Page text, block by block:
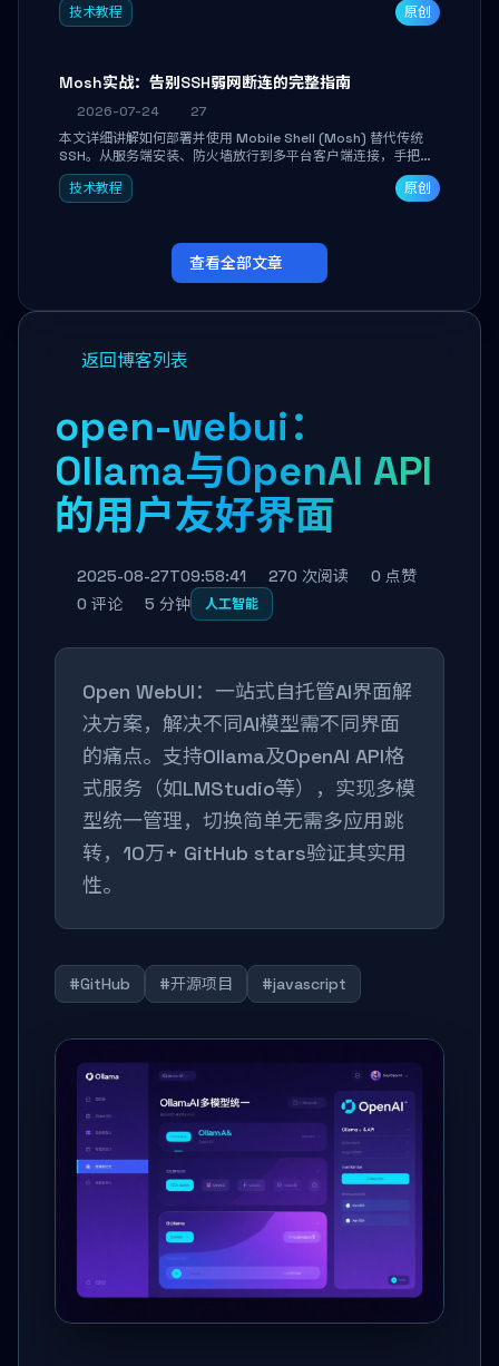
技术教程
原创
Mosh实战：告别SSH弱网断连的完整指南
2026-07-24
27
本文详细讲解如何部署并使用 Mobile Shell (Mosh) 替代传统
SSH。从服务端安装、防火墙放行到多平台客户端连接，手把手
带你掌握本地回显、连接漫游与断线自动恢复等核心功能。彻底
解决高铁、移动网络等弱网场景下 SSH 频繁掉线、会话丢失的痛
技术教程 原创
查看全部文章
返回博客列表
open-webui：
Ollama与OpenAI API
的用户友好界面
2025-08-27T09:58:41 270 次阅读
0 点赞
0 评论
5 分钟 人工智能
Open WebUI：一站式自托管AI界面解
决方案，解决不同AI模型需不同界面
的痛点。支持Ollama及OpenAI API格
式服务（如LMStudio等），实现多模
型统一管理，切换简单无需多应用跳
转，10万+ GitHub stars验证其实用
性。
#GitHub #开源项目 #javascript